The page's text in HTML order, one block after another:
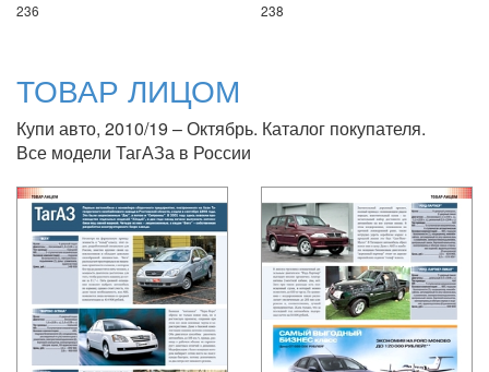
236 238
ТОВАР ЛИЦОМ
Купи авто, 2010/19 – Октябрь. Каталог покупателя.
Все модели ТагАЗа в России